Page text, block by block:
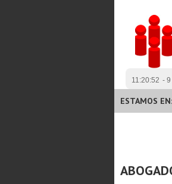
11:20:52 -
ESTAMOS